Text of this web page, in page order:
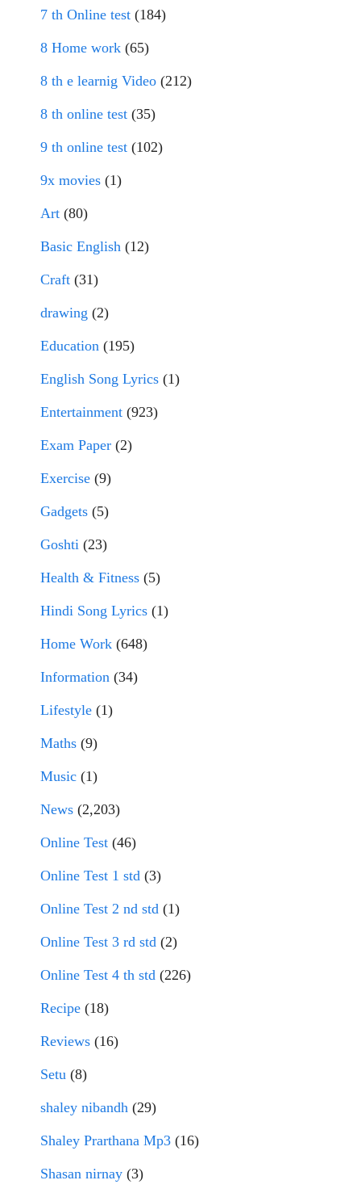
7 th Online test (184)
8 Home work (65)
8 th e learnig Video (212)
8 th online test (35)
9 th online test (102)
9x movies (1)
Art (80)
Basic English (12)
Craft (31)
drawing (2)
Education (195)
English Song Lyrics (1)
Entertainment (923)
Exam Paper (2)
Exercise (9)
Gadgets (5)
Goshti (23)
Health & Fitness (5)
Hindi Song Lyrics (1)
Home Work (648)
Information (34)
Lifestyle (1)
Maths (9)
Music (1)
News (2,203)
Online Test (46)
Online Test 1 std (3)
Online Test 2 nd std (1)
Online Test 3 rd std (2)
Online Test 4 th std (226)
Recipe (18)
Reviews (16)
Setu (8)
shaley nibandh (29)
Shaley Prarthana Mp3 (16)
Shasan nirnay (3)